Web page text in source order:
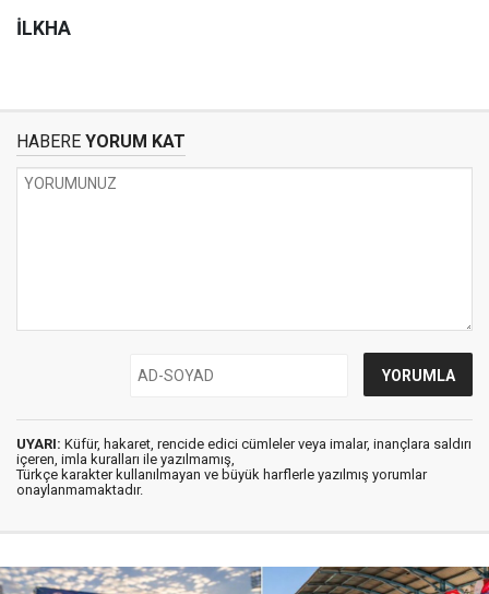
İLKHA
HABERE YORUM KAT
UYARI: Küfür, hakaret, rencide edici cümleler veya imalar, inançlara saldırı
içeren, imla kuralları ile yazılmamış,
Türkçe karakter kullanılmayan ve büyük harflerle yazılmış yorumlar
onaylanmamaktadır.